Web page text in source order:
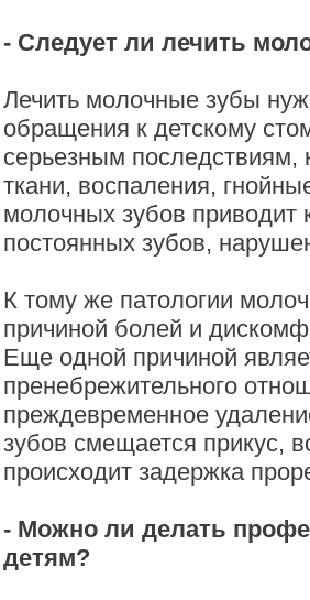
- Следует ли лечить
Лечить молочные зубы
обращения к детскому
серьезным последствиям,
ткани, воспаления,
молочных зубов приводит
постоянных зубов,
К тому же патологии
причиной болей и
Еще одной причиной
пренебрежительного
преждевременное
зубов смещается прикус,
происходит задержка
- Можно ли делать
детям?